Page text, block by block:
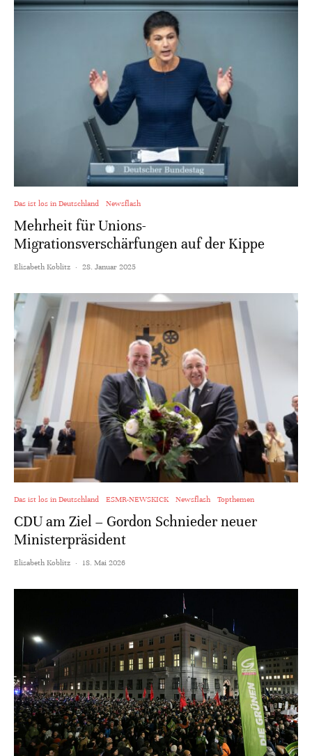
Das ist los in Deutschland Newsflash
Mehrheit für Unions-
Migrationsverschärfungen auf der Kippe
Elisabeth Koblitz · 28. Januar 2025
Das ist los in Deutschland ESMR-NEWSKICK Newsflash Topthemen
CDU am Ziel – Gordon Schnieder neuer
Ministerpräsident
Elisabeth Koblitz · 18. Mai 2026